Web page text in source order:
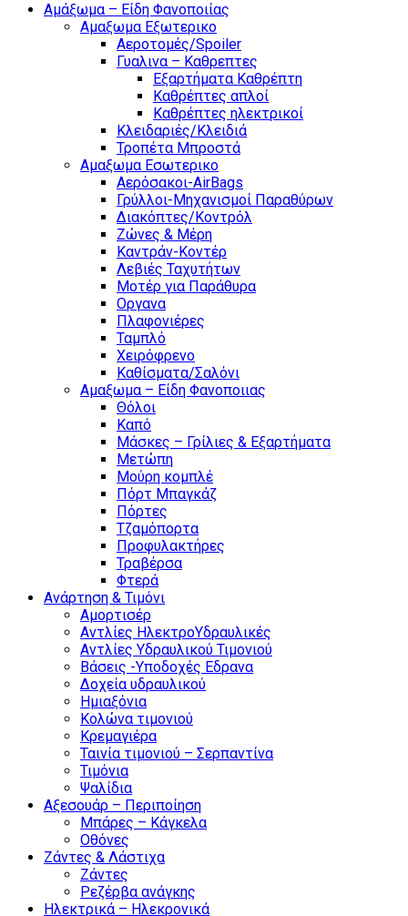
Αμάξωμα – Είδη Φανοποιίας
Αμαξωμα Εξωτερικο
Αεροτομές/Spoiler
Γυαλινα – Καθρεπτες
Εξαρτήματα Καθρέπτη
Καθρέπτες απλοί
Καθρέπτες ηλεκτρικοί
Κλειδαριές/Κλειδιά
Τροπέτα Μπροστά
Αμαξωμα Εσωτερικο
Αερόσακοι-AirBags
Γρύλλοι-Μηχανισμοί Παραθύρων
Διακόπτες/Κοντρόλ
Ζώνες & Μέρη
Καντράν-Κοντέρ
Λεβιές Ταχυτήτων
Μοτέρ για Παράθυρα
Οργανα
Πλαφονιέρες
Ταμπλό
Χειρόφρενο
Καθίσματα/Σαλόνι
Αμαξωμα – Είδη Φανοποιιας
Θόλοι
Καπό
Μάσκες – Γρίλιες & Εξαρτήματα
Μετώπη
Μούρη κομπλέ
Πόρτ Μπαγκάζ
Πόρτες
Τζαμόπορτα
Προφυλακτήρες
Τραβέρσα
Φτερά
Ανάρτηση & Τιμόνι
Αμορτισέρ
Αντλίες ΗλεκτροΥδραυλικές
Αντλίες Υδραυλικού Τιμονιού
Βάσεις -Υποδοχές Εδρανα
Δοχεία υδραυλικού
Ημιαξόνια
Κολώνα τιμονιού
Κρεμαγιέρα
Ταινία τιμονιού – Σερπαντίνα
Τιμόνια
Ψαλίδια
Αξεσουάρ – Περιποίηση
Μπάρες – Κάγκελα
Οθόνες
Ζάντες & Λάστιχα
Ζάντες
Ρεζέρβα ανάγκης
Ηλεκτρικά – Ηλεκρονικά